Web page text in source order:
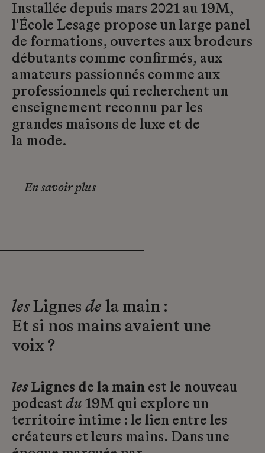
Installée depuis mars 2021 au 19M,
l'École Lesage propose un large panel
de formations, ouvertes aux brodeurs
débutants comme confirmés, aux
amateurs passionnés comme aux
professionnels qui recherchent un
enseignement reconnu par les
grandes maisons de luxe et de
la mode.
En savoir plus
lesLignes de la main :
Et si nos mains avaient une
voix ?
lesLignes de la main est le nouveau
podcast du 19M qui explore un
territoire intime : le lien entre les
créateurs et leurs mains. Dans une